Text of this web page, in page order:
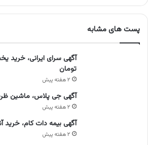
پست های مشابه
تومان
۲ هفته پیش
آگهی جی پلاس، ماشین
۲ هفته پیش
آگهی بیمه دات کام، خرید آنلاین
۲ هفته پیش